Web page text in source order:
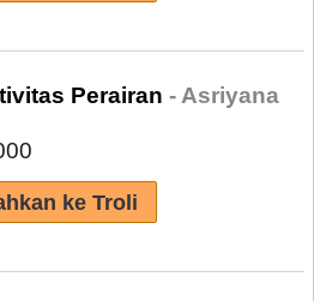
Perairan - Asriyana